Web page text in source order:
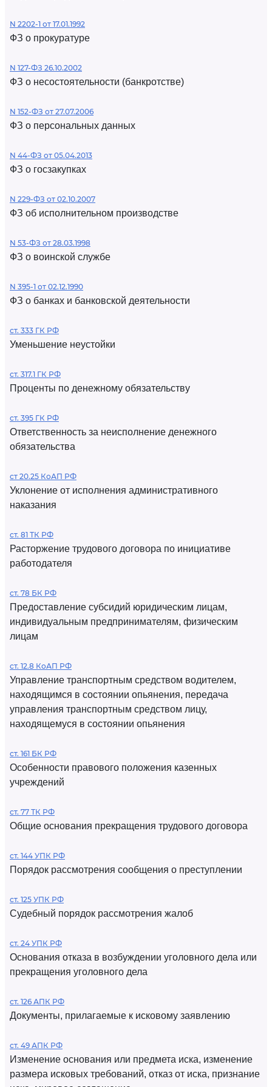
N 2202-1 от 17.01.1992
ФЗ о прокуратуре
N 127-ФЗ 26.10.2002
ФЗ о несостоятельности (банкротстве)
N 152-ФЗ от 27.07.2006
ФЗ о персональных данных
N 44-ФЗ от 05.04.2013
ФЗ о госзакупках
N 229-ФЗ от 02.10.2007
ФЗ об исполнительном производстве
N 53-ФЗ от 28.03.1998
ФЗ о воинской службе
N 395-1 от 02.12.1990
ФЗ о банках и банковской деятельности
ст. 333 ГК РФ
Уменьшение неустойки
ст. 317.1 ГК РФ
Проценты по денежному обязательству
ст. 395 ГК РФ
Ответственность за неисполнение денежного
обязательства
ст 20.25 КоАП РФ
Уклонение от исполнения административного
наказания
ст. 81 ТК РФ
Расторжение трудового договора по инициативе
работодателя
ст. 78 БК РФ
Предоставление субсидий юридическим лицам,
индивидуальным предпринимателям, физическим
лицам
ст. 12.8 КоАП РФ
Управление транспортным средством водителем,
находящимся в состоянии опьянения, передача
управления транспортным средством лицу,
находящемуся в состоянии опьянения
ст. 161 БК РФ
Особенности правового положения казенных
учреждений
ст. 77 ТК РФ
Общие основания прекращения трудового договора
ст. 144 УПК РФ
Порядок рассмотрения сообщения о преступлении
ст. 125 УПК РФ
Судебный порядок рассмотрения жалоб
ст. 24 УПК РФ
Основания отказа в возбуждении уголовного дела или
прекращения уголовного дела
ст. 126 АПК РФ
Документы, прилагаемые к исковому заявлению
ст. 49 АПК РФ
Изменение основания или предмета иска, изменение
размера исковых требований, отказ от иска, признание